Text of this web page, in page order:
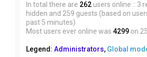
In total there are 262 users online :: 3
hidden and 259 guests (based on
past 5 minutes)
Most users ever online was 4299 on
Legend: Administrators, Global